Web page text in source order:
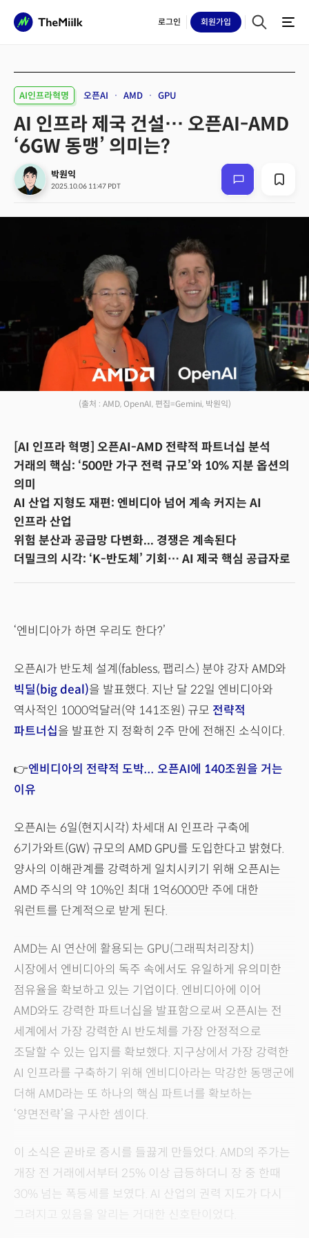
로그인 회원가입
AI인프라혁명 오픈AI AMD GPU
AI 인프라 제국 건설… 오픈AI-AMD
‘6GW 동맹’ 의미는?
박원익
2025.10.06 11:47 PDT
(출처 : AMD, OpenAI, 편집=Gemini, 박원익)
[AI 인프라 혁명] 오픈AI-AMD 전략적 파트너십 분석
거래의 핵심: ‘500만 가구 전력 규모’와 10% 지분 옵션의
의미
AI 산업 지형도 재편: 엔비디아 넘어 계속 커지는 AI
인프라 산업
위험 분산과 공급망 다변화... 경쟁은 계속된다
더밀크의 시각: ‘K-반도체’ 기회… AI 제국 핵심 공급자로
‘엔비디아가 하면 우리도 한다?’
오픈AI가 반도체 설계(fabless, 팹리스) 분야 강자 AMD와
빅딜(big deal)을 발표했다. 지난 달 22일 엔비디아와
역사적인 1000억달러(약 141조원) 규모 전략적
파트너십을 발표한 지 정확히 2주 만에 전해진 소식이다.
👉엔비디아의 전략적 도박... 오픈AI에 140조원을 거는
이유
오픈AI는 6일(현지시각) 차세대 AI 인프라 구축에
6기가와트(GW) 규모의 AMD GPU를 도입한다고 밝혔다.
양사의 이해관계를 강력하게 일치시키기 위해 오픈AI는
AMD 주식의 약 10%인 최대 1억6000만 주에 대한
워런트를 단계적으로 받게 된다.
AMD는 AI 연산에 활용되는 GPU(그래픽처리장치)
시장에서 엔비디아의 독주 속에서도 유일하게 유의미한
점유율을 확보하고 있는 기업이다. 엔비디아에 이어
AMD와도 강력한 파트너십을 발표함으로써 오픈AI는 전
세계에서 가장 강력한 AI 반도체를 가장 안정적으로
조달할 수 있는 입지를 확보했다. 지구상에서 가장 강력한
AI 인프라를 구축하기 위해 엔비디아라는 막강한 동맹군에
더해 AMD라는 또 하나의 핵심 파트너를 확보하는
‘양면전략’을 구사한 셈이다.
이 소식은 곧바로 증시를 들끓게 만들었다. AMD의 주가는
개장 전 거래에서부터 25% 이상 급등하더니 장 중 한때
30% 넘는 폭등세를 보였다. AI 산업의 권력 지도가 다시
그려지고 있음을 알리는 거대한 신호탄이었다.